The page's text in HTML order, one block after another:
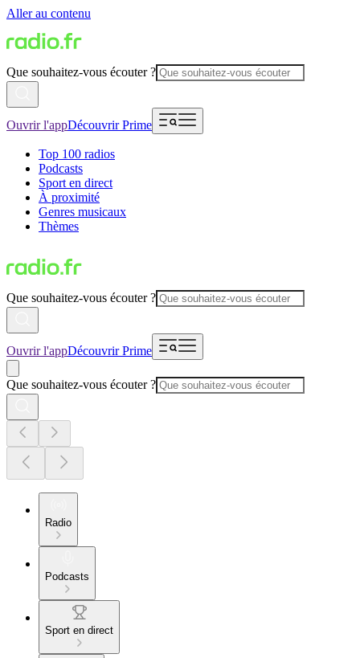
Aller au contenu
Que souhaitez-vous écouter ?
Ouvrir l'appDécouvrir Prime
Top 100 radios
Podcasts
Sport en direct
À proximité
Genres musicaux
Thèmes
Que souhaitez-vous écouter ?
Ouvrir l'appDécouvrir Prime
Que souhaitez-vous écouter ?
Radio
Podcasts
Sport en direct